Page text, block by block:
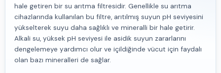
hale getiren bir su arıtma filtresidir. Genellikle su arıtma
cihazlarında kullanılan bu filtre, arıtılmış suyun pH seviyesini
yükselterek suyu daha sağlıklı ve mineralli bir hale getirir.
Alkali su, yüksek pH seviyesi ile asidik suyun zararlarını
dengelemeye yardımcı olur ve içildiğinde vücut için faydalı
olan bazı mineralleri de sağlar.